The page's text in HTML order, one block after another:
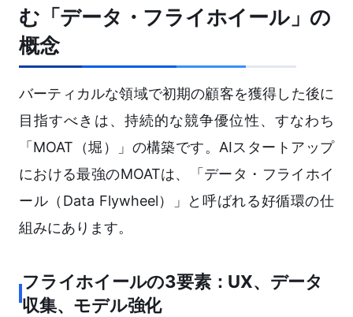
む「データ・フライホイール」の
概念
バーティカルな領域で初期の顧客を獲得した後に
目指すべきは、持続的な競争優位性、すなわち
「MOAT（堀）」の構築です。AIスタートアップ
における最強のMOATは、「データ・フライホイ
ール（Data Flywheel）」と呼ばれる好循環の仕
組みにあります。
フライホイールの3要素：UX、データ
収集、モデル強化